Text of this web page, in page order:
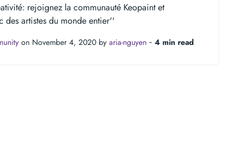
rejoignez la communauté Keopaint et
des artistes du monde entier''
on November 4, 2020 by aria-nguyen ‐ 4 min read